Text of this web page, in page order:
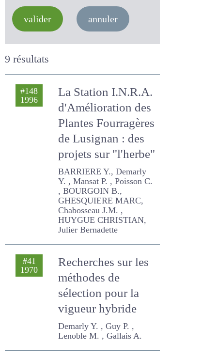
valider annuler
9 résultats
#148
La Station I.N.R.A.
d'Amélioration des
Plantes
Fourragères de
Lusignan : des
projets sur
"l'herbe"
BARRIERE Y., Demarly Y. ,
Mansat P. , Poisson C. ,
BOURGOIN B.,
GHESQUIERE MARC,
Chabosseau J.M. , HUYGUE
CHRISTIAN, Julier
Bernadette
Recherches sur les
méthodes de
sélection pour la
vigueur hybride